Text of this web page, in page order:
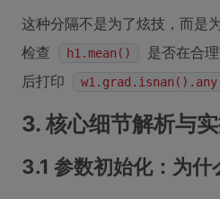
这种分隔不是为了炫技，而是
检查
h1.mean()
是否在合
后打印
3. 核心细节解析与
3.1 参数初始化：为什